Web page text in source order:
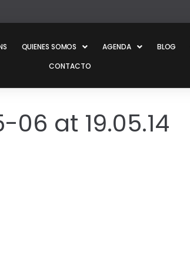
QUIENES SOMOS AGENDA BLOG
CONTACTO
at 19.05.14